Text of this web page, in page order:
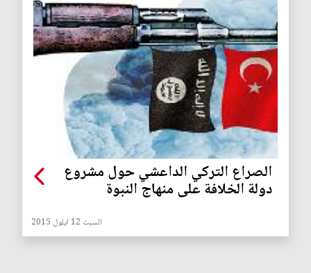
الصراع التركي الداعشي حول مشروع
دولة الخلافة على منهاج النبوة
السبت 12 ايلول 2015